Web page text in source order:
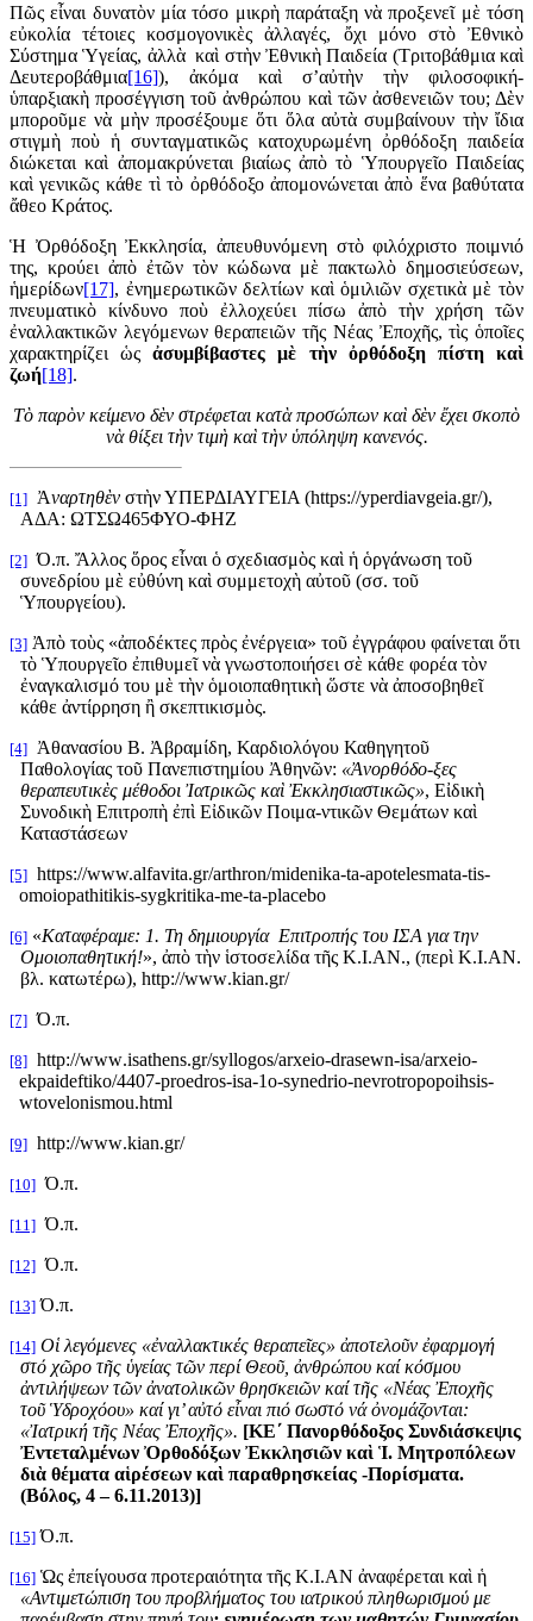
Πῶς εἶναι δυνατὸν μία τόσο μικρὴ παράταξη νὰ προξενεῖ μὲ τόση
εὐκολία τέτοιες κοσμογονικὲς ἀλλαγές, ὄχι μόνο στὸ Ἐθνικὸ
Σύστημα Ὑγείας, ἀλλὰ καὶ στὴν Ἐθνικὴ Παιδεία (Τριτοβάθμια καὶ
Δευτεροβάθμια[16]), ἀκόμα καὶ σ’αὐτὴν τὴν φιλοσοφική-
ὑπαρξιακὴ προσέγγιση τοῦ ἀνθρώπου καὶ τῶν ἀσθενειῶν του; Δὲν
μποροῦμε νὰ μὴν προσέξουμε ὅτι ὅλα αὐτὰ συμβαίνουν τὴν ἴδια
στιγμὴ ποὺ ἡ συνταγματικῶς κατοχυρωμένη ὀρθόδοξη παιδεία
διώκεται καὶ ἀπομακρύνεται βιαίως ἀπὸ τὸ Ὑπουργεῖο Παιδείας
καὶ γενικῶς κάθε τὶ τὸ ὀρθόδοξο ἀπομονώνεται ἀπὸ ἕνα βαθύτατα
ἄθεο Κράτος.
Ἡ Ὀρθόδοξη Ἐκκλησία, ἀπευθυνόμενη στὸ φιλόχριστο ποιμνιό
της, κρούει ἀπὸ ἐτῶν τὸν κώδωνα μὲ πακτωλὸ δημοσιεύσεων,
ἡμερίδων[17], ἐνημερωτικῶν δελτίων καὶ ὁμιλιῶν σχετικὰ μὲ τὸν
πνευματικὸ κίνδυνο ποὺ ἐλλοχεύει πίσω ἀπὸ τὴν χρήση τῶν
ἐναλλακτικῶν λεγόμενων θεραπειῶν τῆς Νέας Ἐποχῆς, τὶς ὁποῖες
χαρακτηρίζει ὡςἀσυμβίβαστες μὲ τὴν ὀρθόδοξη πίστη καὶ
ζωή[18].
Τὸ παρὸν κείμενο δὲν στρέφεται κατὰ προσώπων καὶ δὲν ἔχει σκοπὸ
νὰ θίξει τὴν τιμὴ καὶ τὴν ὑπόληψη κανενός.
[1] Ἀναρτηθὲν στὴν ΥΠΕΡΔΙΑΥΓΕΙΑ (https://yperdiavgeia.gr/),
ΑΔΑ: ΩΤΣΩ465ΦΥΟ-ΦΗΖ
[2] Ό.π. Ἄλλος ὅρος εἶναι ὁ σχεδιασμὸς καὶ ἡ ὁργάνωση τοῦ
συνεδρίου μὲ εὐθύνη καὶ συμμετοχὴ αὐτοῦ (σσ. τοῦ
Ὑπουργείου).
[3] Ἀπὸ τοὺς «ἀποδέκτες πρὸς ἐνέργεια» τοῦ ἐγγράφου φαίνεται ὅτι
τὸ Ὑπουργεῖο ἐπιθυμεῖ νὰ γνωστοποιήσει σὲ κάθε φορέα τὸν
ἐναγκαλισμό του μὲ τὴν ὁμοιοπαθητικὴ ὥστε νὰ ἀποσοβηθεῖ
κάθε ἀντίρρηση ἢ σκεπτικισμὸς.
[4] Ἀθανασίου Β. Ἀβραμίδη, Καρδιολόγου Καθηγητοῦ
Παθολογίας τoῦ Πανεπιστημίου Ἀθηνῶν: «Ἀνορθόδο-ξες
θεραπευτικὲς μέθοδοι Ἰατρικῶς καὶ Ἐκκλησιαστικῶς», Εἰδικὴ
Συνοδικὴ Επιτροπὴ ἐπὶ Εἰδικῶν Ποιμα-ντικῶν Θεμάτων καὶ
Καταστάσεων
[5] https://www.alfavita.gr/arthron/midenika-ta-apotelesmata-tis-
omoiopathitikis-sygkritika-me-ta-placebo
[6] «Καταφέραμε: 1. Τη δημιουργία Επιτροπής του ΙΣΑ για την
Ομοιοπαθητική!», ἀπὸ τὴν ἱστοσελίδα τῆς Κ.Ι.ΑΝ., (περὶ Κ.Ι.ΑΝ.
βλ. κατωτέρω),http://www.kian.gr/
[7] Ό.π.
[8] http://www.isathens.gr/syllogos/arxeio-drasewn-isa/arxeio-
ekpaideftiko/4407-proedros-isa-1o-synedrio-nevrotropopoihsis-
wtovelonismou.html
[9] http://www.kian.gr/
[10] Ό.π.
[11] Ό.π.
[12] Ό.π.
[13] Ό.π.
[14] Οἱ λεγόμενες «ἐναλλακτικές θεραπεῖες» ἀποτελοῦν ἐφαρμογή
στό χῶρο τῆς ὑγείας τῶν περί Θεοῦ, ἀνθρώπου καί κόσμου
ἀντιλήψεων τῶν ἀνατολικῶν θρησκειῶν καί τῆς «Νέας Ἐποχῆς
τοῦ Ὑδροχόου» καί γι’ αὐτό εἶναι πιό σωστό νά ὀνομάζονται:
«Ἰατρική τῆς Νέας Ἐποχῆς». [ΚΕ΄ Πανορθόδοξος Συνδιάσκεψις
Ἐντεταλμένων Ὀρθοδόξων Ἐκκλησιῶν καὶ Ἱ. Μητροπόλεων
διὰ θέματα αἱρέσεων καὶ παραθρησκείας -Πορίσματα.
(Βόλος, 4 – 6.11.2013)]
[15] Ό.π.
[16] Ὡς ἐπείγουσα προτεραιότητα τῆς Κ.Ι.ΑΝ ἀναφέρεται καὶ ἡ
«Αντιμετώπιση του προβλήματος του ιατρικού πληθωρισμού με